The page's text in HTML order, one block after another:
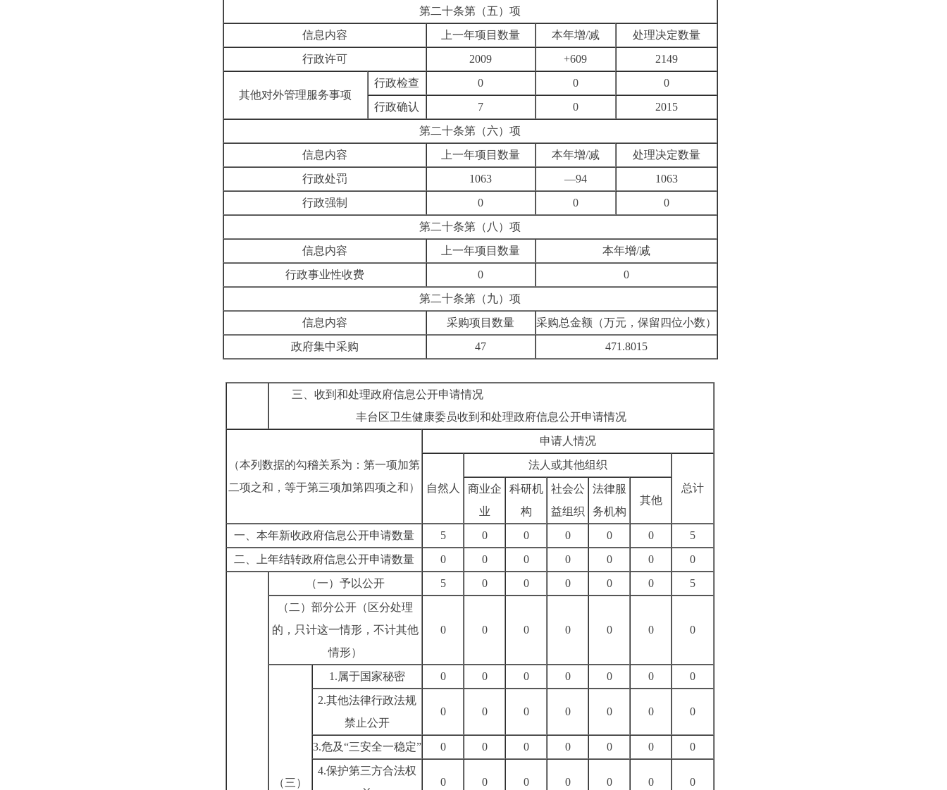
第二十条第（五）项
信息内容
上一年项目数量 本年增/减
处理决定数量
行政许可
2009 +609 2149
其他对外管理服务事项
行政检查 0 0
0
行政确认
7 0
2015
第二十条第（六）项
信息内容
上一年项目数量 本年增/减
处理决定数量
行政处罚
1063 —94
1063
行政强制
0 0
0
第二十条第（八）项
信息内容
上一年项目数量 本年增/减
行政事业性收费
0
0
第二十条第（九）项
信息内容
采购项目数量
采购总金额（万元，保留四位小数）
政府集中采购
47 471.8015
三、收到和处理政府信息公开申请情况
丰台区卫生健康委员收到和处理政府信息公开申请情况
（本列数据的勾稽关系为：第一项加第
二项之和，等于第三项加第四项之和）
申请人情况
自然人
法人或其他组织
总计
商业企
业
科研机
构
社会公
益组织
法律服
务机构
其他
一、本年新收政府信息公开申请数量 5 0 0 0 0 0
5
二、上年结转政府信息公开申请数量
0 0 0 0 0 0 0
（一）予以公开 5 0 0 0 0 0
5
（二）部分公开（区分处理
的，只计这一情形，不计其他
情形）
0 0 0 0 0 0 0
（三）
1.属于国家秘密 0 0 0 0 0 0
0
2.其他法律行政法规
禁止公开
0 0 0 0 0 0 0
3.危及“三安全一稳定” 0 0 0 0 0 0
0
4.保护第三方合法权
0 0 0 0 0 0 0